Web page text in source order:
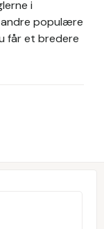
i
populære
får et bredere